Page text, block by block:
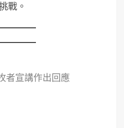
戰。
者宣講作出回應